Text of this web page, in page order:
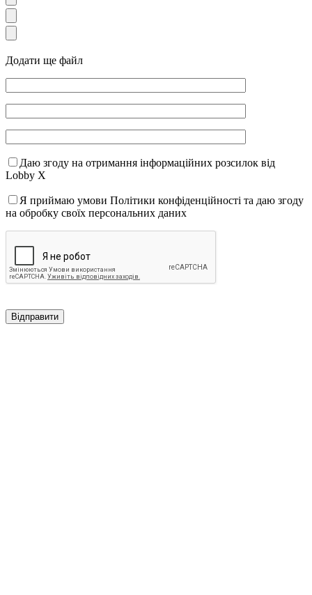
Додати ще файл
Даю згоду на отримання інформаційних розсилок від
Lobby X
Я приймаю умови Політики конфіденційності та даю згоду
на обробку своїх персональних даних